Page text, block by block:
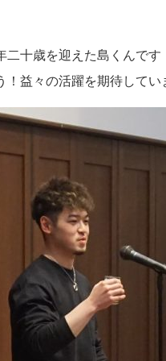
二十歳を迎えた島くんです
！益々の活躍を期待してい